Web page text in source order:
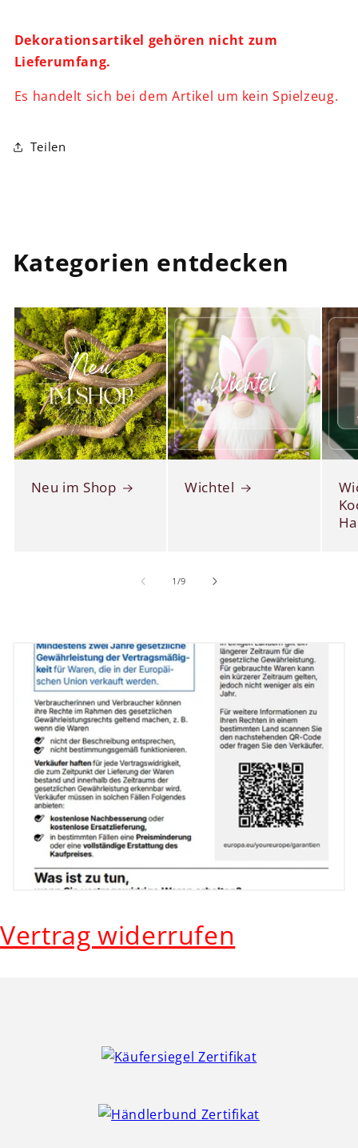
Dekorationsartikel gehören nicht zum
Lieferumfang.
Es handelt sich bei dem Artikel um kein Spielzeug.
Teilen
Kategorien entdecken
Neu im Shop Wichtel
1 /von
9
Vertrag widerrufen